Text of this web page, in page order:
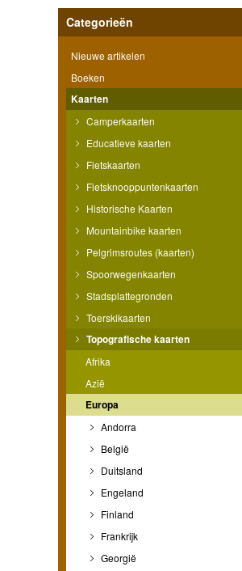
Categorieën
Nieuwe artikelen
Boeken
Kaarten
Camperkaarten
Educatieve kaarten
Fietskaarten
Fietsknooppuntenkaarten
Historische Kaarten
Mountainbike kaarten
Pelgrimsroutes (kaarten)
Spoorwegenkaarten
Stadsplattegronden
Toerskikaarten
Topografische kaarten
Afrika
Azië
Europa
Andorra
België
Duitsland
Engeland
Finland
Frankrijk
Georgië